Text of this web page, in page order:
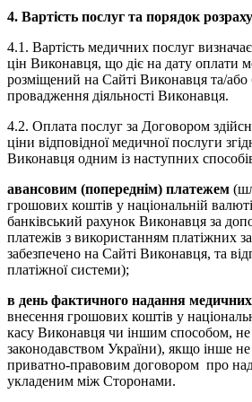
4. Вартість послуг та порядок
4.1. Вартість медичних послуг
цін Виконавця, що діє на дату оплати
розміщений на Сайті Виконавця та/або
провадження діяльності Виконавця.
4.2. Оплата послуг за Договором
ціни відповідної медичної послуги
Виконавця одним із наступних
авансовим (попереднім) платежем
грошових коштів у національній
банківський рахунок Виконавця за
платежів з використанням платіжних
забезпечено на Сайті Виконавця, та
платіжної системи);
в день фактичного надання
внесення грошових коштів у
касу Виконавця чи іншим способом,
законодавством України), якщо інше
приватно-правовим договором про
укладеним між Сторонами.